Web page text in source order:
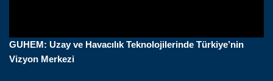
GUHEM: Uzay ve Havacılık Teknolojilerinde Türkiye’nin
Vizyon Merkezi